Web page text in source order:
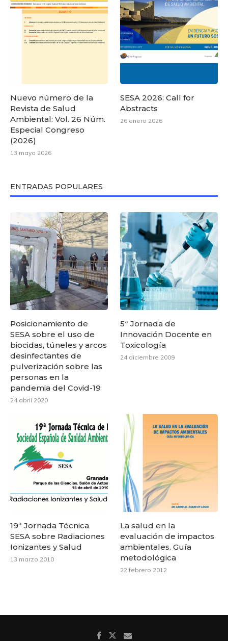
Nuevo número de la
Revista de Salud
Ambiental: Vol. 26 Núm.
Especial Congreso
(2026)
13 mayo 2026
SESA 2026: Call for
Abstracts
26 enero 2026
ENTRADAS POPULARES
Posicionamiento de
SESA sobre el uso de
biocidas, túneles y arcos
desinfectantes de
pulverización sobre las
personas en la
pandemia del Covid-19
24 abril 2020
5ª Jornada de
Innovación Docente en
Toxicología
24 diciembre 2009
19ª Jornada Técnica
SESA sobre Radiaciones
Ionizantes y Salud
13 marzo 2010
La salud en la
evaluación de impactos
ambientales. Guía
metodológica
22 febrero 2012